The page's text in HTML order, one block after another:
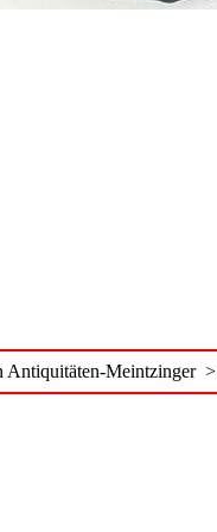
Antiquitäten-Meintzinger >